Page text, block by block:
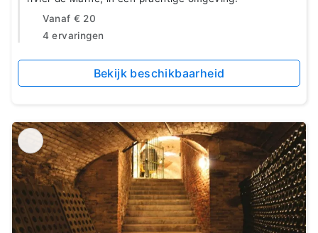
Vanaf € 20
4 ervaringen
Bekijk beschikbaarheid